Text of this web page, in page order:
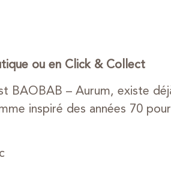
ou en Click & Collect
BAOBAB – Aurum, existe
inspiré des années 70